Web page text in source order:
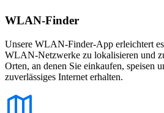
WLAN-Finder
Unsere WLAN-Finder-App erleichtert
WLAN-Netzwerke zu lokalisieren und
Orten, an denen Sie einkaufen, speisen
zuverlässiges Internet erhalten.